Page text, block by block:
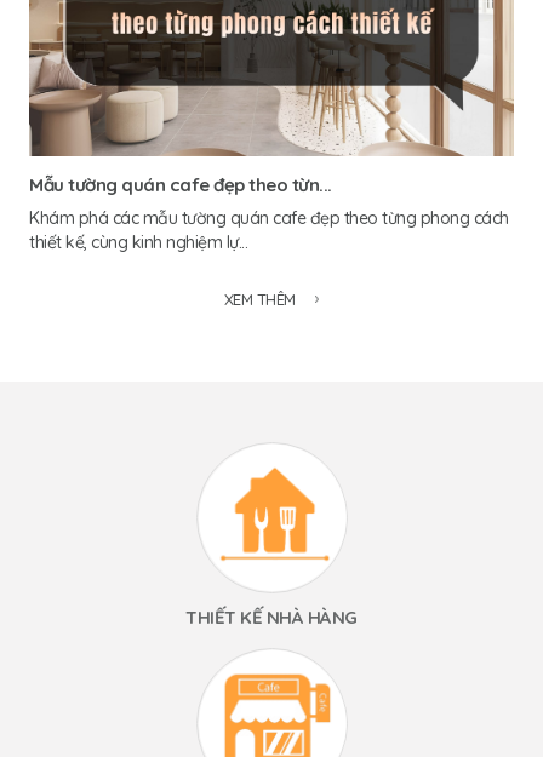
Mẫu tường quán cafe đẹp theo từn...
Khám phá các mẫu tường quán cafe đẹp theo từng phong cách
thiết kế, cùng kinh nghiệm lự...
XEM THÊM
THIẾT KẾ NHÀ HÀNG